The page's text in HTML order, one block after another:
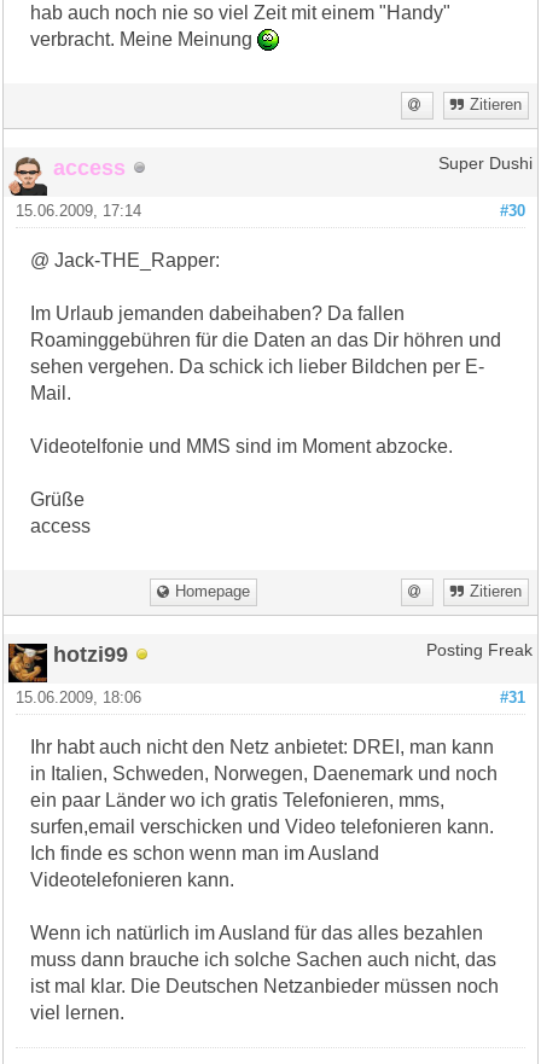
hab auch noch nie so viel Zeit mit einem "Handy"
verbracht. Meine Meinung
Zitieren
access Super Dushi
#30
15.06.2009, 17:14
@ Jack-THE_Rapper:
Im Urlaub jemanden dabeihaben? Da fallen
Roaminggebühren für die Daten an das Dir höhren und
sehen vergehen. Da schick ich lieber Bildchen per E-
Mail.
Videotelfonie und MMS sind im Moment abzocke.
Grüße
access
Homepage Zitieren
hotzi99 Posting Freak
#31
15.06.2009, 18:06
Ihr habt auch nicht den Netz anbietet: DREI, man kann
in Italien, Schweden, Norwegen, Daenemark und noch
ein paar Länder wo ich gratis Telefonieren, mms,
surfen,email verschicken und Video telefonieren kann.
Ich finde es schon wenn man im Ausland
Videotelefonieren kann.
Wenn ich natürlich im Ausland für das alles bezahlen
muss dann brauche ich solche Sachen auch nicht, das
ist mal klar. Die Deutschen Netzanbieder müssen noch
viel lernen.